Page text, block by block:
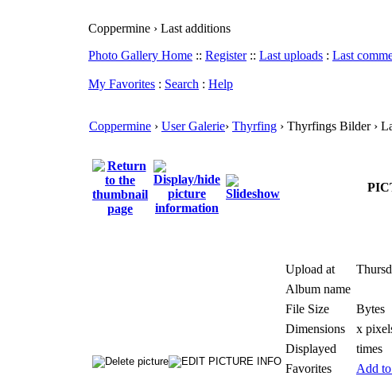
Coppermine › Last additions
Photo Gallery Home :: Register:: Last uploads : Last
My Favorites : Search : Help
Coppermine › User Galerie› Thyrfing › Thyrfings Bilder ›
Upload at
Album name
File Size
Bytes
Dimensions
x
Displayed
times
Favorites
Add